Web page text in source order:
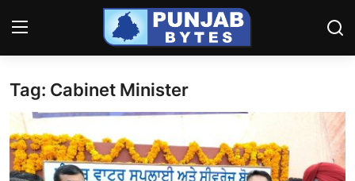
Login Register
Home
ਪੰਜਾਬ
Tag: Cabinet Minister